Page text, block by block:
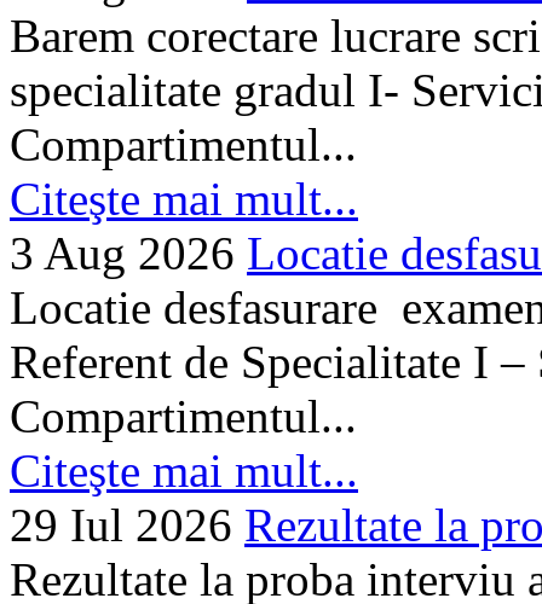
Barem corectare lucrare
specialitate gradul I-
Compartimentul...
Citeşte mai mult...
3 Aug 2026 Locatie
Locatie desfasurare
Referent de Specialitate I
Compartimentul...
Citeşte mai mult...
29 Iul 2026 Rezultate la
Rezultate la proba interviu